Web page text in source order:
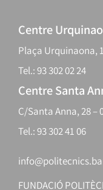
Centre
Plaça Urquinaona,
Tel.: 93 302 02 24
Centre Santa
C/Santa Anna, 28 –
Tel.: 93 302 41 06
FUNDACIÓ